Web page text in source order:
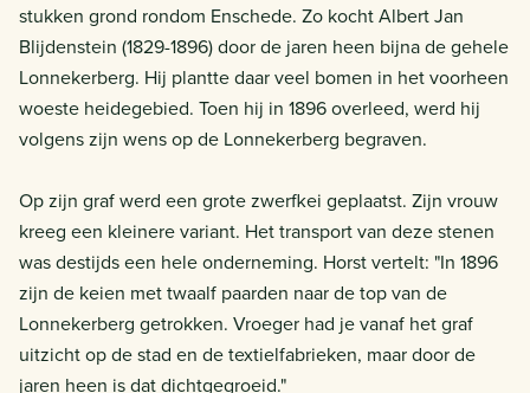
stukken grond rondom Enschede. Zo kocht Albert Jan
Blijdenstein (1829-1896) door de jaren heen bijna de gehele
Lonnekerberg. Hij plantte daar veel bomen in het voorheen
woeste heidegebied. Toen hij in 1896 overleed, werd hij
volgens zijn wens op de Lonnekerberg begraven.
Op zijn graf werd een grote zwerfkei geplaatst. Zijn vrouw
kreeg een kleinere variant. Het transport van deze stenen
was destijds een hele onderneming. Horst vertelt: "In 1896
zijn de keien met twaalf paarden naar de top van de
Lonnekerberg getrokken. Vroeger had je vanaf het graf
uitzicht op de stad en de textielfabrieken, maar door de
jaren heen is dat dichtgegroeid."